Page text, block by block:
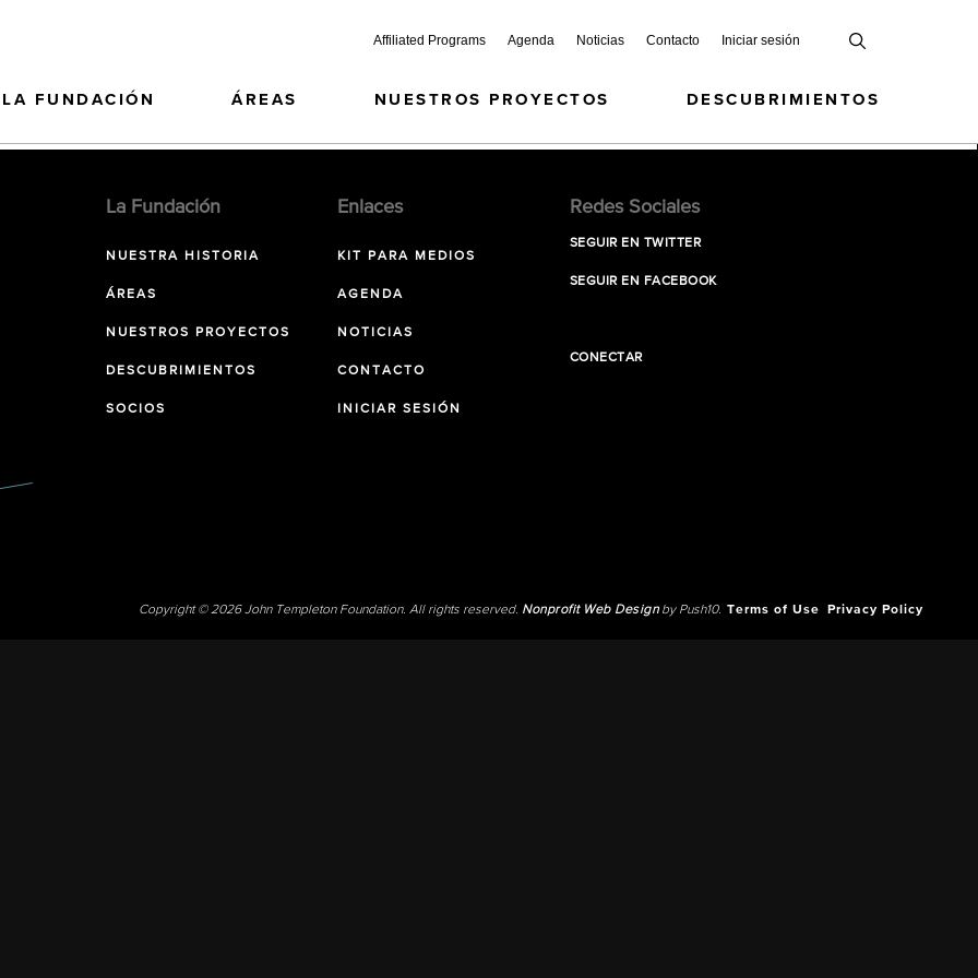
Affiliated Programs Agenda Noticias Contacto Iniciar sesión
LA FUNDACIÓN ÁREAS NUESTROS PROYECTOS DESCUBRIMIENTOS
La Fundación
NUESTRA HISTORIA
ÁREAS
NUESTROS PROYECTOS
DESCUBRIMIENTOS
SOCIOS
Enlaces
KIT PARA MEDIOS
AGENDA
NOTICIAS
CONTACTO
INICIAR SESIÓN
Redes Sociales
SEGUIR EN TWITTER
SEGUIR EN FACEBOOK
CONECTAR
Copyright © 2026 John Templeton Foundation. All rights reserved. Nonprofit Web Designby Push10. Terms of Use Privacy Policy